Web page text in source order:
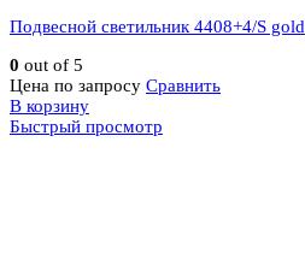
Подвесной светильник 4408+4/S gold
0 out of 5
Цена по запросу Сравнить
В корзину
Быстрый просмотр